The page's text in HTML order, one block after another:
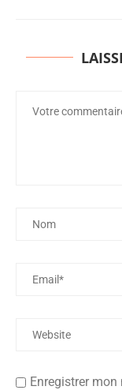
Enregistrer